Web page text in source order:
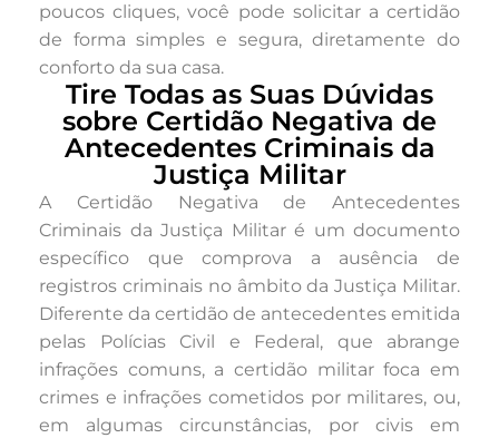
poucos cliques, você pode solicitar a certidão
de forma simples e segura, diretamente do
conforto da sua casa.
Tire Todas as Suas Dúvidas
sobre Certidão Negativa de
Antecedentes Criminais da
Justiça Militar
A Certidão Negativa de Antecedentes
Criminais da Justiça Militar é um documento
específico que comprova a ausência de
registros criminais no âmbito da Justiça Militar.
Diferente da certidão de antecedentes emitida
pelas Polícias Civil e Federal, que abrange
infrações comuns, a certidão militar foca em
crimes e infrações cometidos por militares, ou,
em algumas circunstâncias, por civis em